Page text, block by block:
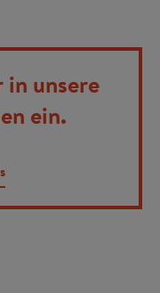
in unsere
ein.